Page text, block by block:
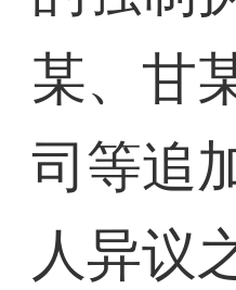
某、甘
司等追
人异议